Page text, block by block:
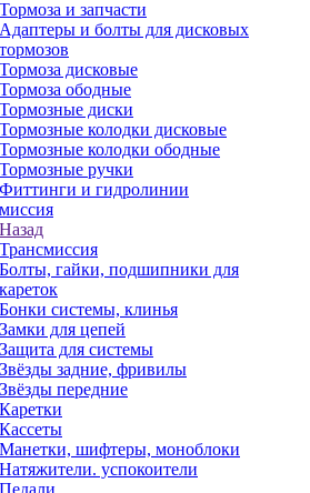
Тормоза и запчасти
Адаптеры и болты для дисковых
тормозов
Тормоза дисковые
Тормоза ободные
Тормозные диски
Тормозные колодки дисковые
Тормозные колодки ободные
Тормозные ручки
Фиттинги и гидролинии
Назад
Трансмиссия
Болты, гайки, подшипники для
кареток
Бонки системы, клинья
Замки для цепей
Защита для системы
Звёзды задние, фривилы
Звёзды передние
Каретки
Кассеты
Манетки, шифтеры, моноблоки
Натяжители. успокоители
Педали